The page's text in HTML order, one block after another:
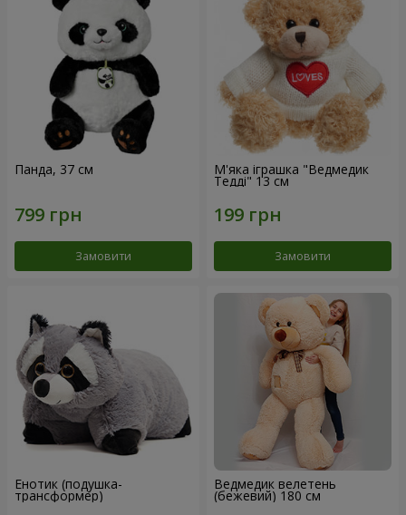
Панда, 37 см
Замовити
М'яка іграшка "Ведмедик
Тедді" 13 см
Замовити
Енотик (подушка-
трансформер)
Ведмедик велетень
(бежевий) 180 см